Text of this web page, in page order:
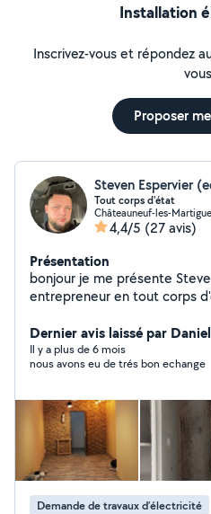
Installation
Inscrivez-vous et répondez
Proposer
Steven Espervier
Tout corps d'état
Châteauneuf-les-
4,4/5 (27 avis)
Présentation
bonjour je me présente
entrepreneur en tout corps
Dernier avis laissé par
Il y a plus de 6 mois
nous avons eu de trés bon echange
Demande de travaux d’électricité